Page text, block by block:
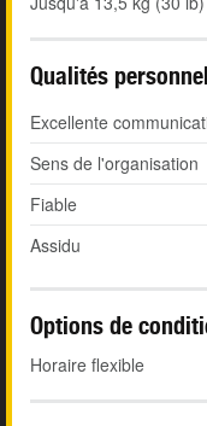
Qualités
Excellente
Sens de l'organisation
Fiable
Assidu
Options de
Horaire flexible